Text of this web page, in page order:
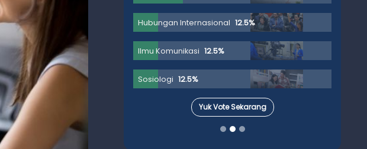
Hubungan Internasional 12.5%
Ilmu Komunikasi 12.5%
Sosiologi 12.5%
Yuk Vote Sekarang